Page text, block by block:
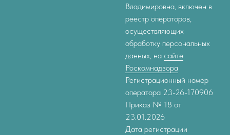
Владимировна, включен в
реестр операторов,
осуществляющих
обработку персональных
данных, на сайте
Роскомнадзора
Регистрационный номер
оператора 23-26-170906
Приказ № 18 от
23.01.2026
Дата регистрации